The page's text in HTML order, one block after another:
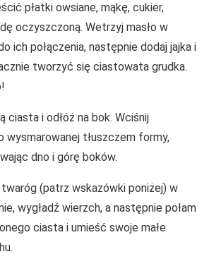
płatki owsiane, mąkę, cukier,
oczyszczoną. Wetrzyj masło w
ich połączenia, następnie dodaj jajka i
tworzyć się ciastowata grudka.
ciasta i odłóż na bok. Wciśnij
wysmarowanej tłuszczem formy,
dno i górę boków.
twaróg (patrz wskazówki poniżej) w
wygładź wierzch, a następnie połam
ciasta i umieść swoje małe